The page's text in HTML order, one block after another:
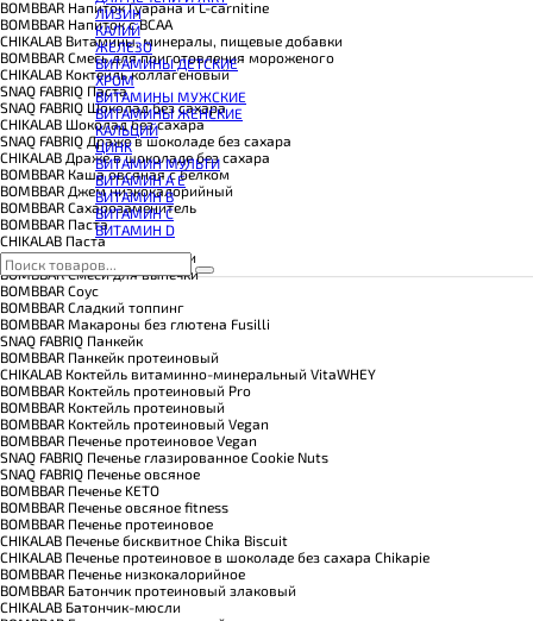
КРЕАТИН
ПОЛЕЗНЫЕ ЖИРЫ
ПРОТЕИН
ПРОТЕИНОВОЕ ПЕЧЕНЬЕ
ПРОТЕИНОВЫЕ БАТОНЧИКИ
ПРОТЕИНОВЫЕ КАШИ
ТЕСТОБУСТЕРЫ
ЦИТРУЛЛИН МАЛАТ
ПРЕДТРЕНИРОВОЧНЫЕ КОМПЛЕКСЫ
ЭНЕРГЕТИКИ И ЖИРОСЖИГАТЕЛИ#
ЛИЗИН
КАЛИЙ
ЖЕЛЕЗО
ВИТАМИНЫ ДЕТСКИЕ
ХРОМ
ВИТАМИНЫ МУЖСКИЕ
ВИТАМИНЫ ЖЕНСКИЕ
КАЛЬЦИЙ
ЦИНК
ВИТАМИН МУЛЬТИ
ВИТАМИН A E
ВИТАМИН B
ВИТАМИН C
ВИТАМИН D
BOMBBAR Напиток Гуарана и L-carnitine
BOMBBAR Напиток с BCAA
CHIKALAB Витамины, минералы, пищевые добавки
BOMBBAR Смесь для приготовления мороженого
CHIKALAB Коктейль коллагеновый
SNAQ FABRIQ Паста
SNAQ FABRIQ Шоколад без сахара
CHIKALAB Шоколад без сахара
SNAQ FABRIQ Драже в шоколаде без сахара
CHIKALAB Драже в шоколаде без сахара
BOMBBAR Каша овсяная с белком
BOMBBAR Джем низкокалорийный
BOMBBAR Сахарозаменитель
BOMBBAR Паста
CHIKALAB Паста
CHIKALAB Смеси для выпечки
BOMBBAR Смеси для выпечки
BOMBBAR Соус
BOMBBAR Сладкий топпинг
BOMBBAR Макароны без глютена Fusilli
SNAQ FABRIQ Панкейк
BOMBBAR Панкейк протеиновый
CHIKALAB Коктейль витаминно-минеральный VitaWHEY
BOMBBAR Коктейль протеиновый Pro
BOMBBAR Коктейль протеиновый
BOMBBAR Коктейль протеиновый Vegan
BOMBBAR Печенье протеиновое Vegan
SNAQ FABRIQ Печенье глазированное Cookie Nuts
SNAQ FABRIQ Печенье овсяное
BOMBBAR Печенье KETO
BOMBBAR Печенье овсяное fitness
BOMBBAR Печенье протеиновое
CHIKALAB Печенье бисквитное Chika Biscuit
CHIKALAB Печенье протеиновое в шоколаде без сахара Chikapie
BOMBBAR Печенье низкокалорийное
BOMBBAR Батончик протеиновый злаковый
CHIKALAB Батончик-мюсли